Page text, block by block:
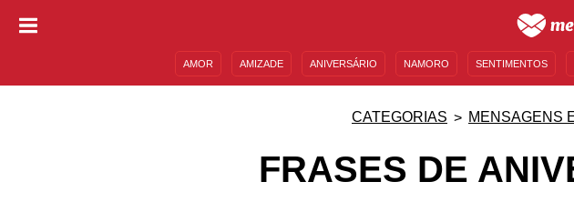
AMOR AMIZADE ANIVERSÁRIO NAMORO SENTIMENTOS
CATEGORIAS MENSAGENS
FRASES DE